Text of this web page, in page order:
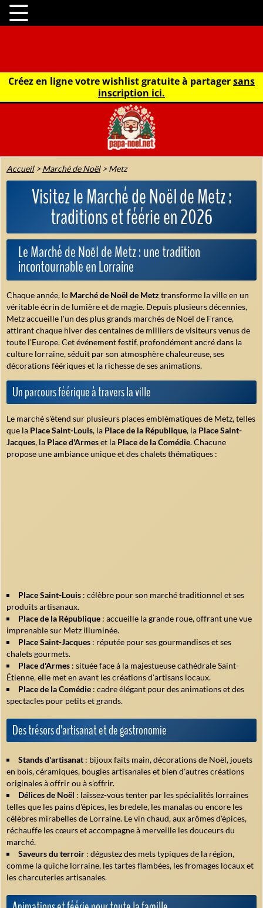
Créez en ligne votre wishlist gratuite à partagersans
inscription ici.
Accueil>Marché de Noël>Metz
Visitez le Marché de Noël de Metz :
traditions et féérie en 2026
Le Marché de Noël de Metz : une tradition
incontournable en Lorraine
Chaque année, le Marché de Noël de Metztransforme la ville en un
véritable écrin de lumière et de magie. Depuis plusieurs décennies,
Metz accueille l'un des plus grands marchés de Noël de France,
attirant chaque hiver des centaines de milliers de visiteurs venus de
toute l'Europe. Cet événement festif, profondément ancré dans la
culture lorraine, séduit par son atmosphère chaleureuse, ses
décorations féériques et la richesse de ses animations.
Un parcours féérique à travers la ville
Le marché s'étend sur plusieurs places emblématiques de Metz, telles
que la Place Saint-Louis, la Place de la République, la Place Saint-
Jacques, la Place d'Armeset la Place de la Comédie. Chacune
propose une ambiance unique et des chalets thématiques :
Place Saint-Louis : célèbre pour son marché traditionnel et ses
produits artisanaux.
Place de la République : accueille la grande roue, offrant une vue
imprenable sur Metz illuminée.
Place Saint-Jacques : réputée pour ses gourmandises et ses
chalets gourmets.
Place d'Armes : située face à la majestueuse cathédrale Saint-
Étienne, elle met en avant les créations d'artisans locaux.
Place de la Comédie : cadre élégant pour des animations et des
spectacles pour petits et grands.
Des trésors d'artisanat et de gastronomie
Stands d'artisanat : bijoux faits main, décorations de Noël, jouets
en bois, céramiques, bougies artisanales et bien d'autres créations
originales à offrir ou à s'offrir.
Délices de Noël : laissez-vous tenter par les spécialités lorraines
telles que les pains d'épices, les bredele, les manalas ou encore les
célèbres mirabelles de Lorraine. Le vin chaud, aux arômes d'épices,
réchauffe les cœurs et accompagne à merveille les douceurs du
marché.
Saveurs du terroir : dégustez des mets typiques de la région,
comme la quiche lorraine, les tartes flambées, les fromages locaux et
les charcuteries artisanales.